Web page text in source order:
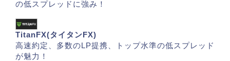
の低スプレッドに強み！
TitanFX(タイタンFX)
高速約定、多数のLP提携、トップ水準の低スプレッド
が魅力！